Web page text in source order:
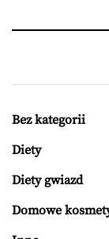
Bez kategorii
Diety
Diety gwiazd
Domowe